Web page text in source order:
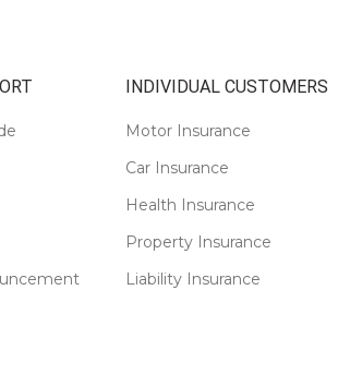
INDIVIDUAL CUSTOMERS
Motor Insurance
Car Insurance
Health Insurance
Property Insurance
Liability Insurance